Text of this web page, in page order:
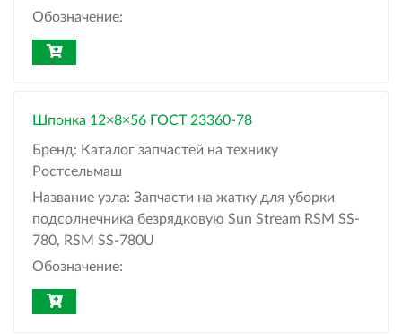
Обозначение:
Шпонка 12×8×56 ГОСТ 23360-78
Бренд: Каталог запчастей на технику
Ростсельмаш
Название узла: Запчасти на жатку для уборки
подсолнечника безрядковую Sun Stream RSM SS-
780, RSM SS-780U
Обозначение: